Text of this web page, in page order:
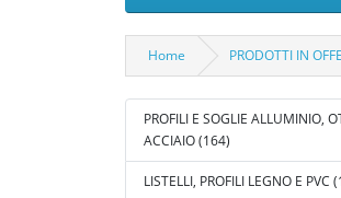
Home PRODOTTI IN
PROFILI E SOGLIE ALLUMINIO,
ACCIAIO (164)
LISTELLI, PROFILI LEGNO E PVC